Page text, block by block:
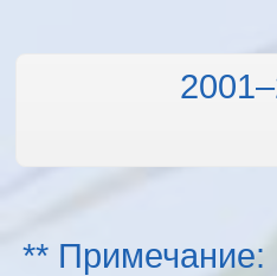
** Примечание: